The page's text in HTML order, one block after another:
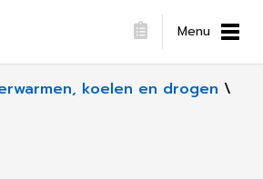
Menu
koelen en drogen \